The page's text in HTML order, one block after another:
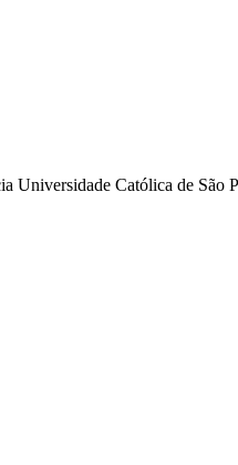
Universidade Católica de